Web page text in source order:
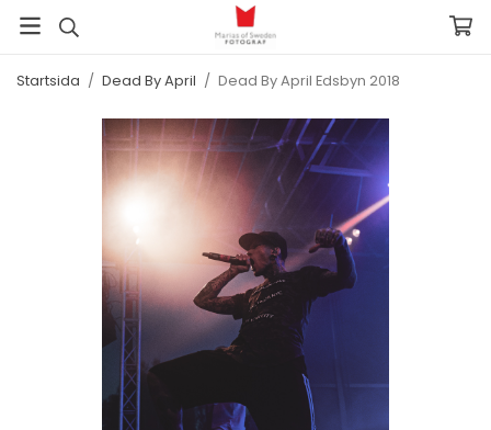
Startsida / Dead By April / Dead By April Edsbyn 2018